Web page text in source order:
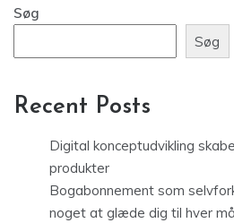
Søg
Søg
Recent Posts
Digital konceptudvikling
produkter
Bogabonnement som
noget at glæde dig til hver